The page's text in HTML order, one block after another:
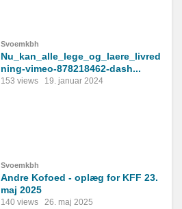
Svoemkbh
Nu_kan_alle_lege_og_laere_livred
ning-vimeo-878218462-dash...
153 views 19. januar 2024
Svoemkbh
Andre Kofoed - oplæg for KFF 23.
maj 2025
140 views 26. maj 2025